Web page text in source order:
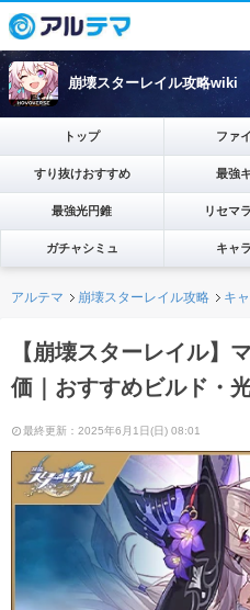
崩壊スターレイル攻略wiki
トップ ファ
すり抜けおすすめ 最強
最強光円錐 リセマ
ガチャシミュ キャ
アルテマ 崩壊スターレイル攻略 キ
【崩壊スターレイル】
価｜おすすめビルド・
最終更新：2025年6月1日(日) 08:01